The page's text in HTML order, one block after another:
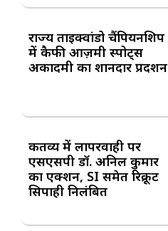
राज्य ताइक्वांडो चैंपियनशिप
में कैफी आज़मी स्पोर्ट्स
अकादमी का शानदार प्रदर्शन
कर्तव्य में लापरवाही पर
एसएसपी डॉ. अनिल कुमार
का एक्शन, SI समेत रिक्रूट
सिपाही निलंबित